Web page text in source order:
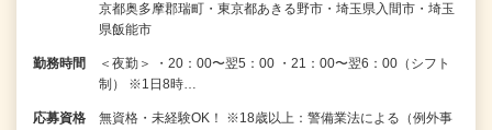
京都奥多摩郡瑞町・東京都あきる野市・埼玉県入間市・埼玉
県飯能市
勤務時間
＜夜勤＞ ・20：00〜翌5：00 ・21：00〜翌6：00（シフト
制） ※1日8時…
応募資格
無資格・未経験OK！ ※18歳以上：警備業法による（例外事